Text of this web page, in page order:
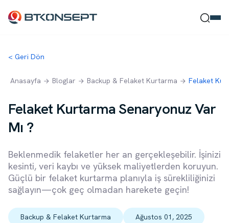
Anasayfa Bloglar Backup & Felaket Kurtarma Felaket
< Geri Dön
Felaket Kurtarma Senaryonuz Var
Mı ?
Beklenmedik felaketler her an gerçekleşebilir. İşinizi
kesinti, veri kaybı ve yüksek maliyetlerden koruyun.
Güçlü bir felaket kurtarma planıyla iş sürekliliğinizi
sağlayın—çok geç olmadan harekete geçin!
Backup & Felaket Kurtarma Ağustos 01, 2025